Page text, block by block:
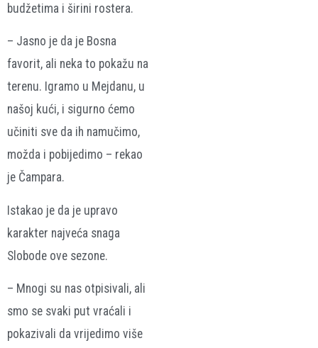
budžetima i širini rostera.
– Jasno je da je Bosna
favorit, ali neka to pokažu na
terenu. Igramo u Mejdanu, u
našoj kući, i sigurno ćemo
učiniti sve da ih namučimo,
možda i pobijedimo – rekao
je Čampara.
Istakao je da je upravo
karakter najveća snaga
Slobode ove sezone.
– Mnogi su nas otpisivali, ali
smo se svaki put vraćali i
pokazivali da vrijedimo više